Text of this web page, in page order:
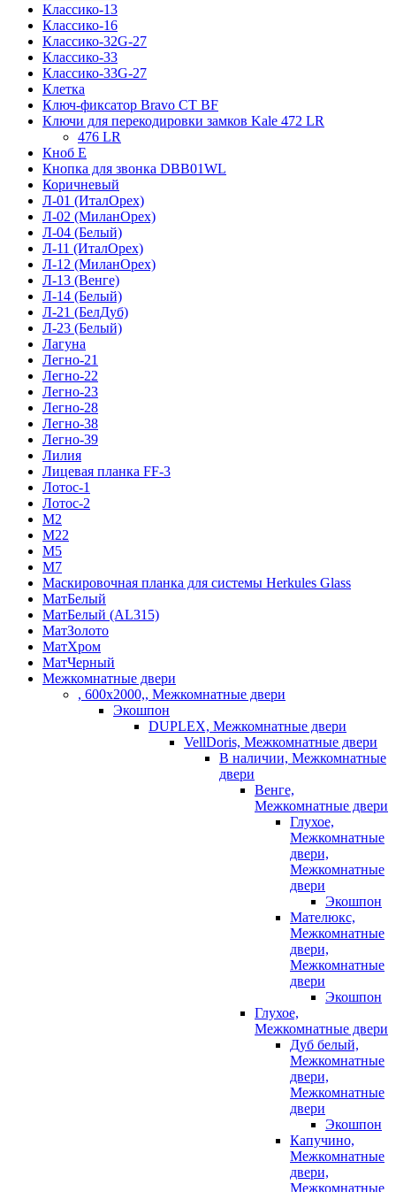
Классико-13
Классико-16
Классико-32G-27
Классико-33
Классико-33G-27
Клетка
Ключ-фиксатор Bravo СТ BF
Ключи для перекодировки замков Kale 472 LR
476 LR
Кноб Е
Кнопка для звонка DBB01WL
Коричневый
Л-01 (ИталОрех)
Л-02 (МиланОрех)
Л-04 (Белый)
Л-11 (ИталОрех)
Л-12 (МиланОрех)
Л-13 (Венге)
Л-14 (Белый)
Л-21 (БелДуб)
Л-23 (Белый)
Лагуна
Легно-21
Легно-22
Легно-23
Легно-28
Легно-38
Легно-39
Лилия
Лицевая планка FF-3
Лотос-1
Лотос-2
М2
М22
М5
М7
Маскировочная планка для системы Herkules Glass
МатБелый
МатБелый (AL315)
МатЗолото
МатХром
МатЧерный
Межкомнатные двери
, 600х2000,, Межкомнатные двери
Экошпон
DUPLEX, Межкомнатные двери
VellDoris, Межкомнатные двери
В наличии, Межкомнатные
двери
Венге,
Межкомнатные двери
Глухое,
Межкомнатные
двери,
Межкомнатные
двери
Экошпон
Мателюкс,
Межкомнатные
двери,
Межкомнатные
двери
Экошпон
Глухое,
Межкомнатные двери
Дуб белый,
Межкомнатные
двери,
Межкомнатные
двери
Экошпон
Капучино,
Межкомнатные
двери,
Межкомнатные